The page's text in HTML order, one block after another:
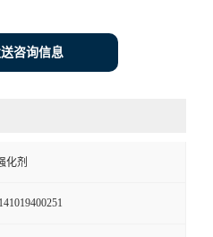
咨询信息
化剂